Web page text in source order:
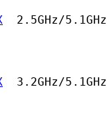
2.5GHz/
3.2GHz/